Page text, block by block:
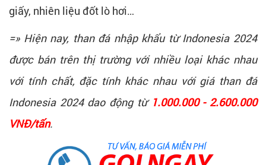
giấy, nhiên liệu đốt lò hơi…
=» Hiện nay, than đá nhập khẩu từ Indonesia 2024
được bán trên thị trường với nhiều loại khác nhau
với tính chất, đặc tính khác nhau với giá than đá
Indonesia 2024 dao động từ 1.000.000 - 2.600.000
VNĐ/tấn.